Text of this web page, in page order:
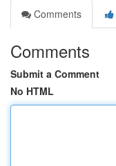
Comments
Comments
Submit a Comment
No HTML